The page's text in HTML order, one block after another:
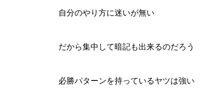
自分のやり方に迷いが無い
だから集中して暗記も出来るのだろう
必勝パターンを持っているヤツは強い